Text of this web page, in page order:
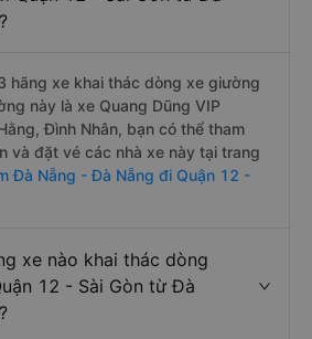
hãng xe khai thác dòng xe giường
này là xe Quang Dũng VIP
Đình Nhân, bạn có thể tham
và đặt vé các nhà xe này tại trang
Đà Nẵng - Đà Nẵng đi Quận 12 -
xe nào khai thác dòng
12 - Sài Gòn từ Đà